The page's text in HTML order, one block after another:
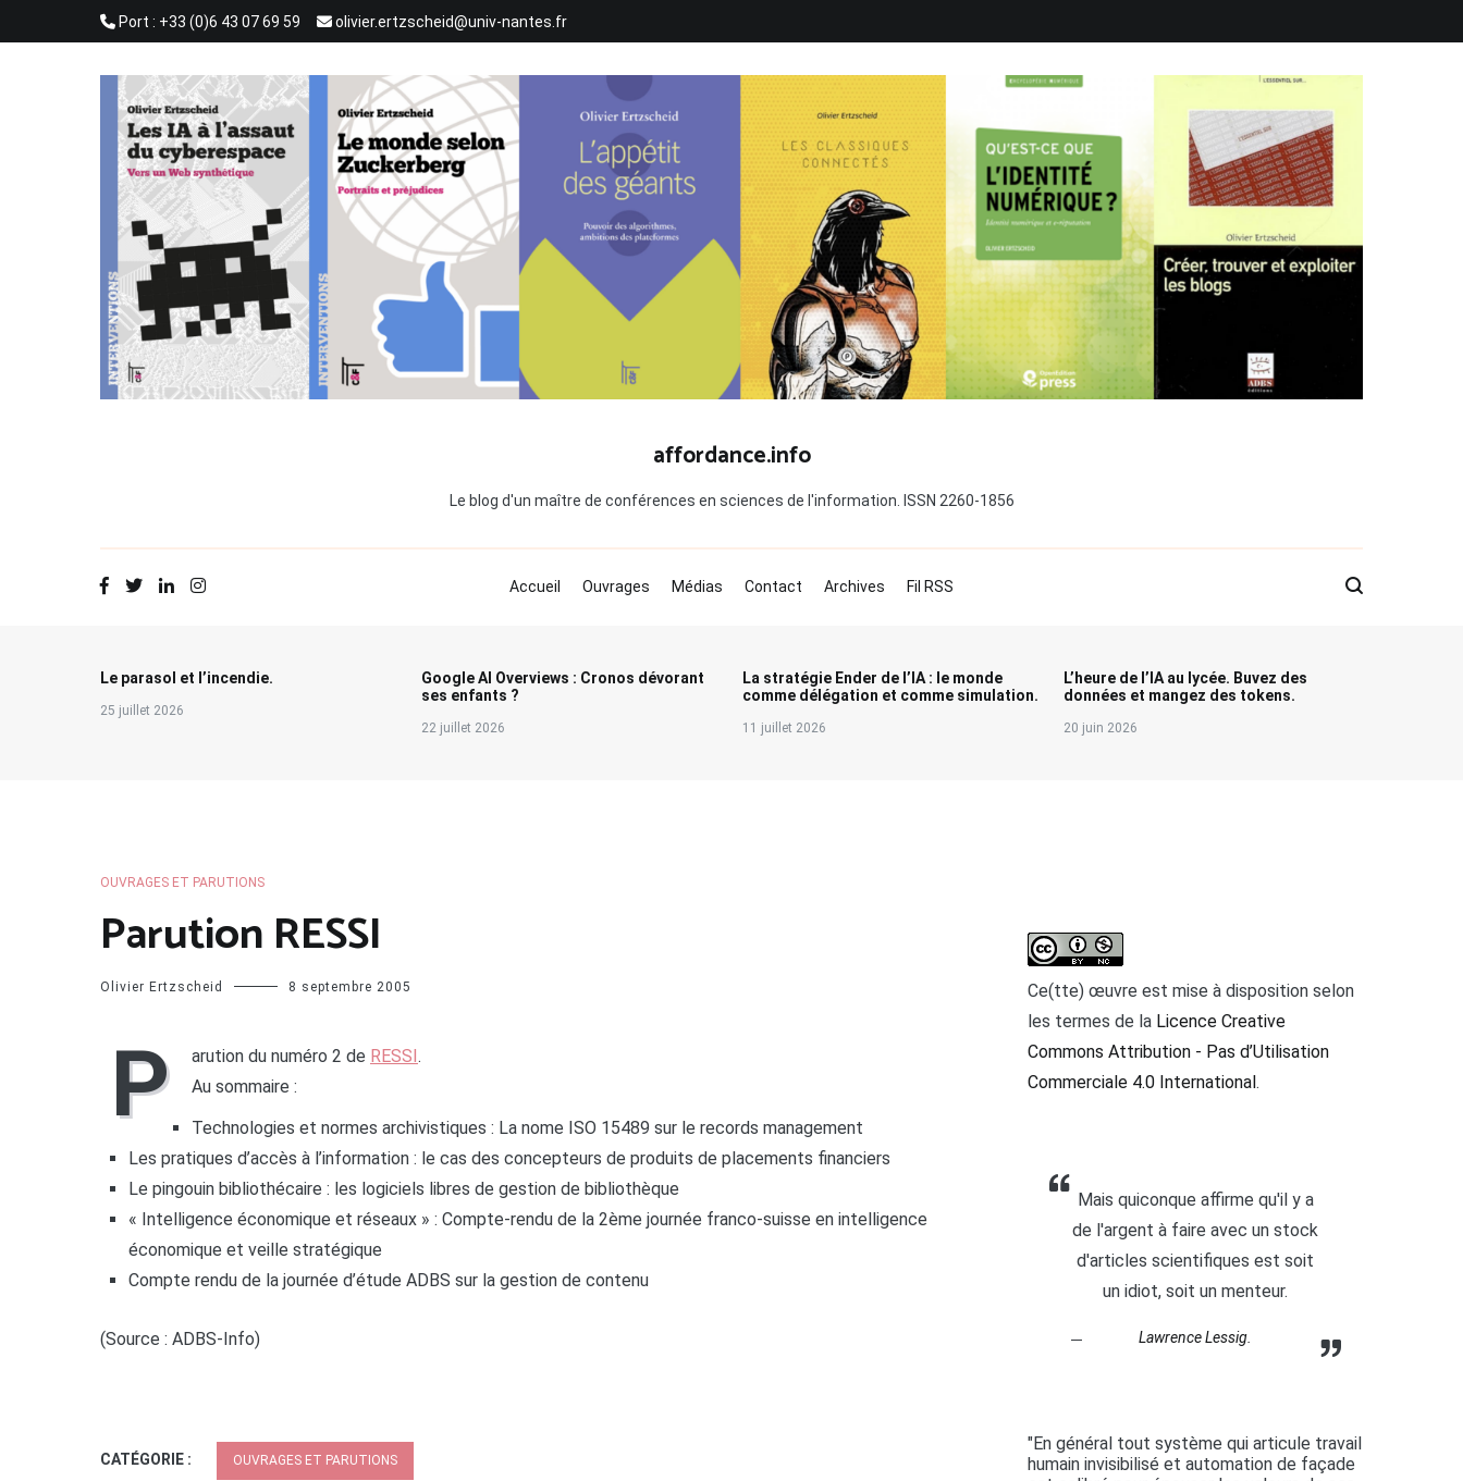
Port : +33 (0)6 43 07 69 59 olivier.ertzscheid@univ-nantes.fr
affordance.info
Le blog d'un maître de conférences en sciences de l'information. ISSN 2260-1856
Accueil Ouvrages Médias Contact Archives Fil RSS
Le parasol et l’incendie.
25 juillet 2026
Google AI Overviews : Cronos dévorant
ses enfants ?
22 juillet 2026
La stratégie Ender de l’IA : le monde
comme délégation et comme simulation.
11 juillet 2026
L’heure de l’IA au lycée. Buvez des
données et mangez des tokens.
20 juin 2026
OUVRAGES ET PARUTIONS
Parution RESSI
Olivier Ertzscheid 8 septembre 2005
P arution du numéro 2 de RESSI .
Au sommaire :
Technologies et normes archivistiques : La nome ISO 15489 sur le records management
Les pratiques d’accès à l’information : le cas des concepteurs de produits de placements financiers
Le pingouin bibliothécaire : les logiciels libres de gestion de bibliothèque
« Intelligence économique et réseaux » : Compte-rendu de la 2ème journée franco-suisse en intelligence
économique et veille stratégique
Compte rendu de la journée d’étude ADBS sur la gestion de contenu
(Source : ADBS-Info)
CATÉGORIE : OUVRAGES ET PARUTIONS
Ce(tte) œuvre est mise à disposition selon
les termes de la Licence Creative
Commons Attribution - Pas d’Utilisation
Commerciale 4.0 International .
Mais quiconque affirme qu'il y a
de l'argent à faire avec un stock
d'articles scientifiques est soit
un idiot, soit un menteur.
Lawrence Lessig.
"En général tout système qui articule travail
humain invisibilisé et automation de façade